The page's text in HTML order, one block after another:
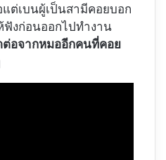
ต่เบนผู้เป็นสามีคอยบอก
ฟังก่อนออกไปทำงาน
ต่อจากหมออีกคนที่คอย